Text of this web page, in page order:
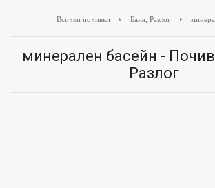
Всички почивки Баня, Разлог
минерален басейн -
Разлог